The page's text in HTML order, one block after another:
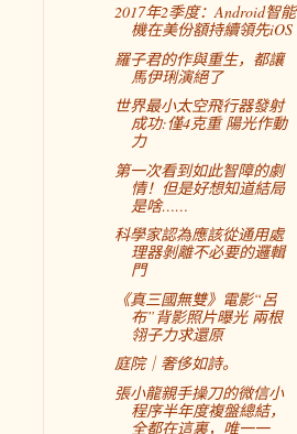
2017年2季度：Android智能
機在美份額持續領先iOS
羅子君的作與重生，都讓
馬伊琍演絕了
世界最小太空飛行器發射
成功:僅4克重 陽光作動
力
第一次看到如此智障的劇
情！但是好想知道結局
是啥……
科學家認為應該從通用處
理器剝離不必要的邏輯
門
《真三國無雙》電影“呂
布”背影照片曝光 兩根
翎子力求還原
庭院｜奢侈如詩。
張小龍親手操刀的微信小
程序半年度複盤總結，
全都在這裏，唯一一